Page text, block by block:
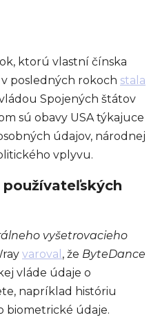
ktorú vlastní čínska
v posledných rokoch stala
Spojených štátov
sú obavy USA týkajuce
údajov, národnej
vplyvu.
používateľských
vyšetrovacieho
varoval , že ByteDance
vláde údaje o
napríklad históriu
biometrické údaje.